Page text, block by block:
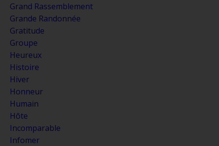
Grand Rassemblement
Grande Randonnée
Gratitude
Groupe
Heureux
Histoire
Hiver
Honneur
Humain
Hôte
Incomparable
Infomer